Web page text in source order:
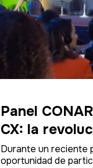
Panel
CX: la
Durante un reciente
oportunidad de